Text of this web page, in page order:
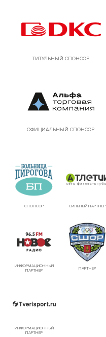
ТИТУЛЬНЫЙ СПОНСОР
ОФИЦИАЛЬНЫЙ СПОНСОР
СПОНСОР СИЛЬНЫЙ ПАРТНЕР
ИНФОРМАЦИОННЫЙ
ПАРТНЕР
ПАРТНЕР
ИНФОРМАЦИОННЫЙ
ПАРТНЕР